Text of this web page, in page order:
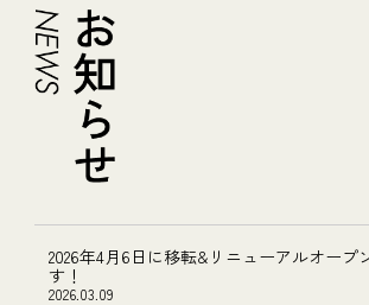
2026年4月6日に移転&リニューアルオープ
す！
2026.03.09